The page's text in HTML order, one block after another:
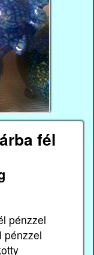
fél
pénzzel
pénzzel